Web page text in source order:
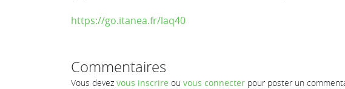
https://go.itanea.fr/laq40
Commentaires
Vous devez vous inscrire ou vous connecter pour poster un